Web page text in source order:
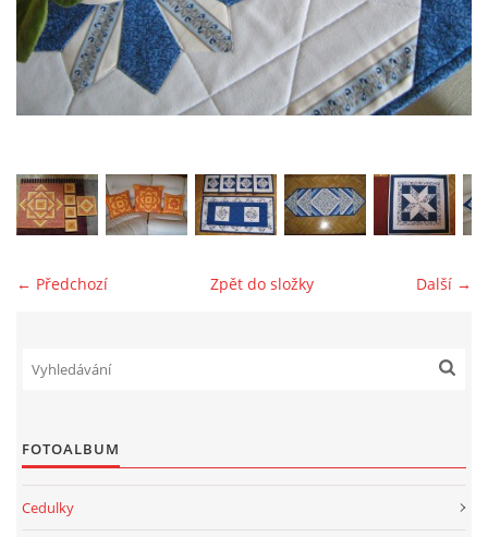
jk-laguna@seznam.cz
← Předchozí Další →
Zpět do složky
FOTOALBUM
Cedulky